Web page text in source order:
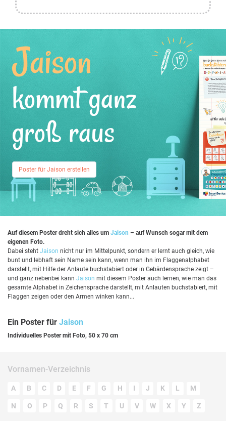
Jaison
kommt ganz
groß raus
Poster für Jaison erstellen
Auf diesem Poster dreht sich alles um Jaison – auf Wunsch sogar mit dem
eigenen Foto.
Dabei steht Jaison nicht nur im Mittelpunkt, sondern er lernt auch gleich, wie
bunt und lebhaft sein Name sein kann, wenn man ihn im Flaggenalphabet
darstellt, mit Hilfe der Anlaute buchstabiert oder in Gebärdensprache zeigt –
und ganz nebenbei kann Jaison mit diesem Poster auch lernen, wie man das
gesamte Alphabet in Zeichensprache darstellt, mit Anlauten buchstabiert, mit
Flaggen zeigen oder den Armen winken kann...
Ein Poster für Jaison
Individuelles Poster mit Foto, 50 x 70 cm
Vornamen-Verzeichnis
A B C D E F G H I J K L M
N O P Q R S T U V W X Y Z